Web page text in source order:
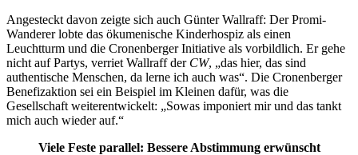
Angesteckt davon zeigte sich auch Günter Wallraff: Der Promi-
Wanderer lobte das ökumenische Kinderhospiz als einen
Leuchtturm und die Cronenberger Initiative als vorbildlich. Er gehe
nicht auf Partys, verriet Wallraff der CW, „das hier, das sind
authentische Menschen, da lerne ich auch was“. Die Cronenberger
Benefizaktion sei ein Beispiel im Kleinen dafür, was die
Gesellschaft weiterentwickelt: „Sowas imponiert mir und das tankt
mich auch wieder auf.“
Viele Feste parallel: Bessere Abstimmung erwünscht